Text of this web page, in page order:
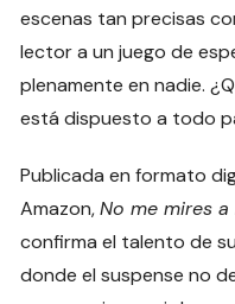
escenas tan precisas
lector a un juego de
plenamente en nadie.
está dispuesto a todo
Publicada en formato
Amazon,No me mires
confirma el talento de
donde el suspense no